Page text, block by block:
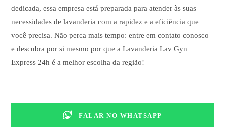
dedicada, essa empresa está preparada para atender às suas
necessidades de lavanderia com a rapidez e a eficiência que
você precisa. Não perca mais tempo: entre em contato conosco
e descubra por si mesmo por que a Lavanderia Lav Gyn
Express 24h é a melhor escolha da região!
FALAR NO WHATSAPP